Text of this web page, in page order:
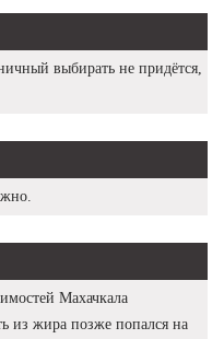
выбирать не придётся,
Махачкала
из жира позже попался на